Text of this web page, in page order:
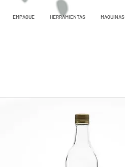
EMPAQUE HERRAMIENTAS MAQUINAS